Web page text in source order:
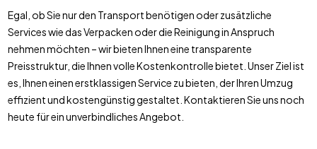
Egal, ob Sie nur den Transport benötigen oder zusätzliche
Services wie das Verpacken oder die Reinigung in Anspruch
nehmen möchten – wir bieten Ihnen eine transparente
Preisstruktur, die Ihnen volle Kostenkontrolle bietet. Unser Ziel ist
es, Ihnen einen erstklassigen Service zu bieten, der Ihren Umzug
effizient und kostengünstig gestaltet. Kontaktieren Sie uns noch
heute für ein unverbindliches Angebot.